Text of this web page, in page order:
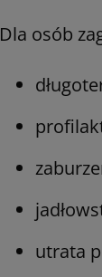
Dla osób
utrata